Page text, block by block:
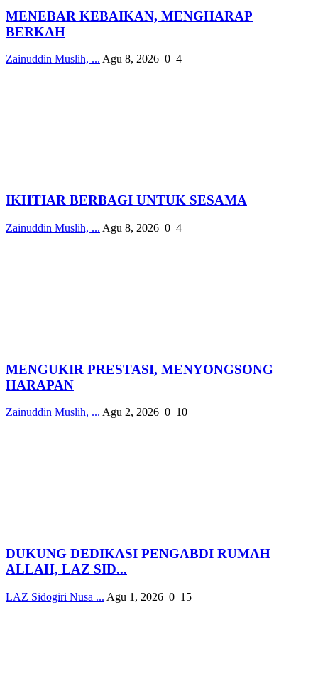
MENEBAR KEBAIKAN, MENGHARAP
BERKAH
Zainuddin Muslih, ... Agu 8, 2026 0 4
IKHTIAR BERBAGI UNTUK SESAMA
Zainuddin Muslih, ... Agu 8, 2026 0 4
MENGUKIR PRESTASI, MENYONGSONG
HARAPAN
Zainuddin Muslih, ... Agu 2, 2026 0 10
DUKUNG DEDIKASI PENGABDI RUMAH
ALLAH, LAZ SID...
LAZ Sidogiri Nusa ... Agu 1, 2026 0 15